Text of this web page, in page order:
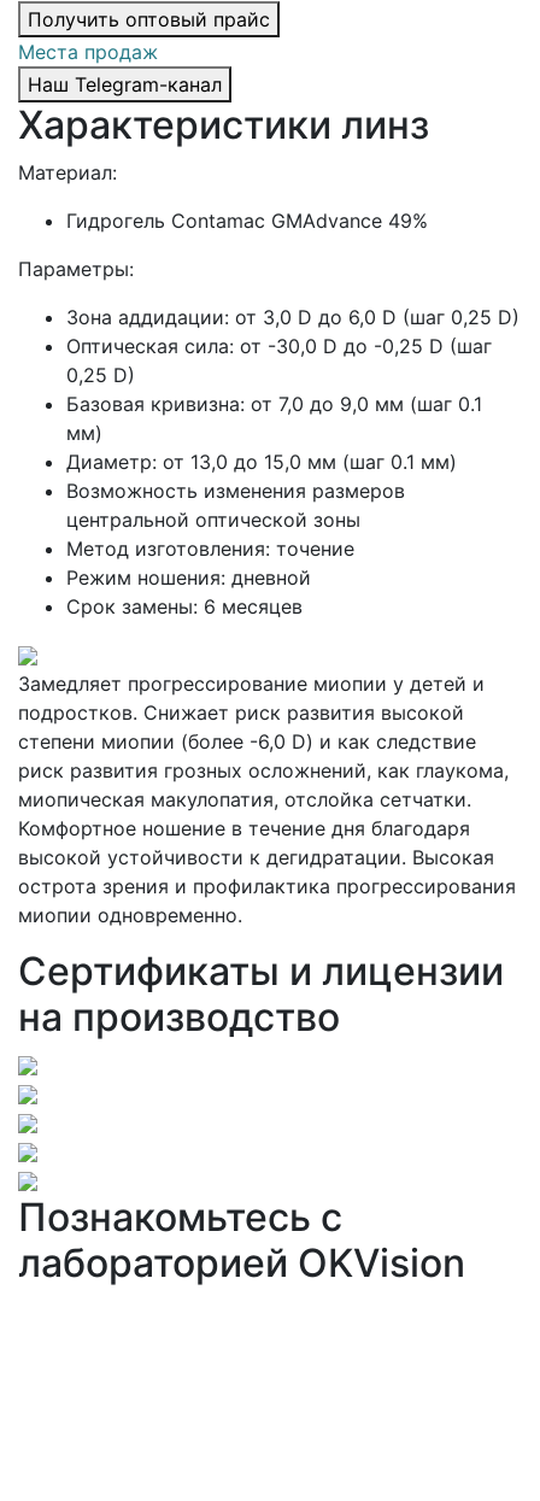
Получить оптовый прайс
Места продаж
Наш Telegram-канал
Характеристики линз
Материал:
Гидрогель Contamac GMAdvance 49%
Параметры:
Зона аддидации: от 3,0 D до 6,0 D (шаг 0,25 D)
Оптическая сила: от -30,0 D до -0,25 D (шаг
0,25 D)
Базовая кривизна: от 7,0 до 9,0 мм (шаг 0.1
мм)
Диаметр: от 13,0 до 15,0 мм (шаг 0.1 мм)
Возможность изменения размеров
центральной оптической зоны
Метод изготовления: точение
Режим ношения: дневной
Срок замены: 6 месяцев
Замедляет прогрессирование миопии у детей и
подростков. Снижает риск развития высокой
степени миопии (более -6,0 D) и как следствие
риск развития грозных осложнений, как глаукома,
миопическая макулопатия, отслойка сетчатки.
Комфортное ношение в течение дня благодаря
высокой устойчивости к дегидратации. Высокая
острота зрения и профилактика прогрессирования
миопии одновременно.
Сертификаты и лицензии
на производство
Познакомьтесь с
лабораторией OKVision